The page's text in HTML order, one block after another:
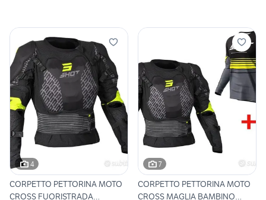
4
CORPETTO PETTORINA MOTO
CROSS FUORISTRADA
7
CORPETTO PETTORINA MOTO
CROSS MAGLIA BAMBINO